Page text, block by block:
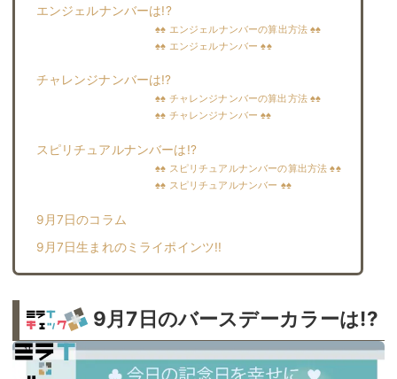
エンジェルナンバーは!?
♠♠ エンジェルナンバーの算出方法 ♠♠
♠♠ エンジェルナンバー ♠♠
チャレンジナンバーは!?
♠♠ チャレンジナンバーの算出方法 ♠♠
♠♠ チャレンジナンバー ♠♠
スピリチュアルナンバーは!?
♠♠ スピリチュアルナンバーの算出方法 ♠♠
♠♠ スピリチュアルナンバー ♠♠
9月7日のコラム
9月7日生まれのミライポインツ!!︎
9月7日のバースデーカラーは!?